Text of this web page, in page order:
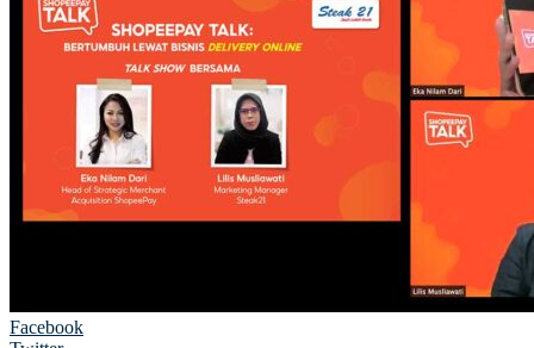
Facebook